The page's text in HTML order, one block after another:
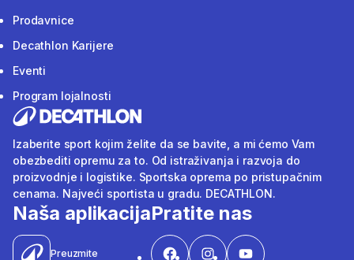
Prodavnice
Decathlon Karijere
Eventi
Program lojalnosti
Izaberite sport kojim želite da se bavite, a mi ćemo Vam
obezbediti opremu za to. Od istraživanja i razvoja do
proizvodnje i logistike. Sportska oprema po pristupačnim
cenama. Najveći sportista u gradu. DECATHLON.
Naša aplikacija
Preuzmite
Pratite nas